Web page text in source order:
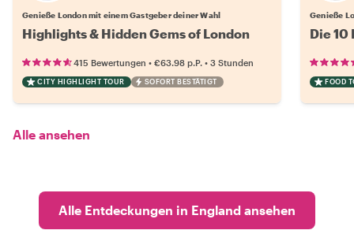
Genieße London mit einem Gastgeber deiner Wahl
Highlights & Hidden Gems of London
415 Bewertungen • €63.98 p.P. • 3 Stunden
CITY HIGHLIGHT TOUR SOFORT BESTÄTIGT
Genieße
Die 10
FOOD
Alle ansehen
Alle Entdeckungen in England ansehen